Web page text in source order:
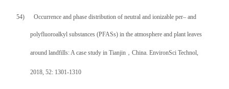
54) Occurrence and phase distribution of neutral and ionizable per– and
polyfluoroalkyl substances (PFASs) in the atmosphere and plant leaves
around landfills: A case study in Tianjin， China. EnvironSci Technol,
2018, 52: 1301-1310